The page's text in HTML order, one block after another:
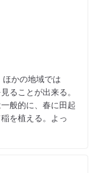
かの地域では
ることが出来る。
般的に、春に田起
を植える。よっ